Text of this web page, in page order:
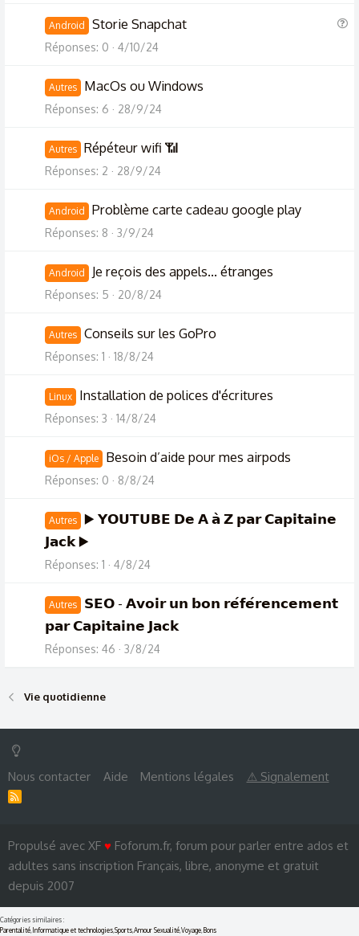
Android Storie Snapchat
Réponses 0 4/10/24
Autres MacOs ou Windows
Réponses 6 28/9/24
Autres Répéteur wifi 📶
Réponses 2 28/9/24
Android Problème carte cadeau google play
Réponses 8 3/9/24
Android Je reçois des appels... étranges
Réponses 5 20/8/24
Autres Conseils sur les GoPro
Réponses 1 18/8/24
Linux Installation de polices d'écritures
Réponses 3 14/8/24
iOs / Apple Besoin d’aide pour mes airpods
Réponses 0 8/8/24
Autres
▶️ 𝗬𝗢𝗨𝗧𝗨𝗕𝗘 𝗗𝗲 𝗔 𝗮̀ 𝗭 𝗽𝗮𝗿 𝗖𝗮𝗽𝗶𝘁𝗮𝗶𝗻𝗲
𝗝𝗮𝗰𝗸 ▶️
Réponses 1 4/8/24
Autres
𝗦𝗘𝗢 - 𝗔𝘃𝗼𝗶𝗿 𝘂𝗻 𝗯𝗼𝗻 𝗿𝗲́𝗳𝗲́𝗿𝗲𝗻𝗰𝗲𝗺𝗲𝗻𝘁
𝗽𝗮𝗿 𝗖𝗮𝗽𝗶𝘁𝗮𝗶𝗻𝗲 𝗝𝗮𝗰𝗸
Réponses 46 3/8/24
Vie quotidienne
Nous contacter Aide Mentions légales ⚠ Signalement
Propulsé avec XF ♥ Foforum.fr, forum pour parler entre ados et
adultes sans inscription Français, libre, anonyme et gratuit
depuis 2007
Catégories similaires :
Parentalité, Informatique et technologies,Sports,Amour Sexualité,Voyage, Bons